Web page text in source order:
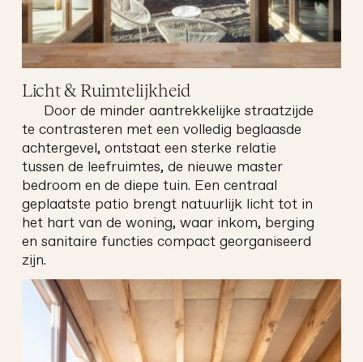
Licht & Ruimtelijkheid
Door de minder aantrekkelijke straatzijde
te contrasteren met een volledig beglaasde
achtergevel, ontstaat een sterke relatie
tussen de leefruimtes, de nieuwe master
bedroom en de diepe tuin. Een centraal
geplaatste patio brengt natuurlijk licht tot in
het hart van de woning, waar inkom, berging
en sanitaire functies compact georganiseerd
zijn.
goud architectuur